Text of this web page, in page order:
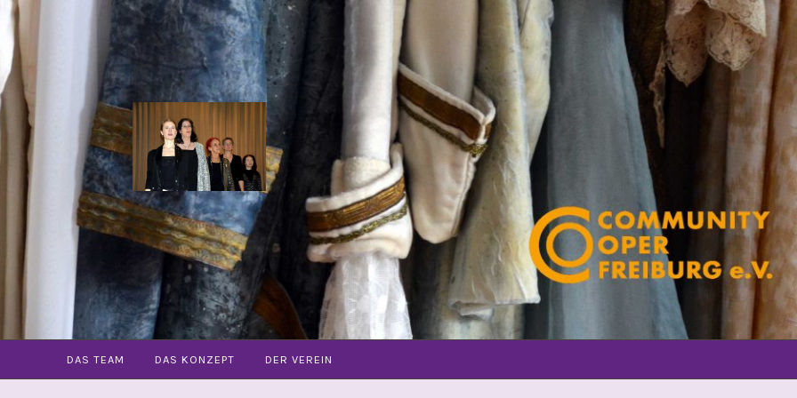
COMMUNITY
OPER
FREIBURG
E.V.
DAS TEAM DAS KONZEPT DER VEREIN